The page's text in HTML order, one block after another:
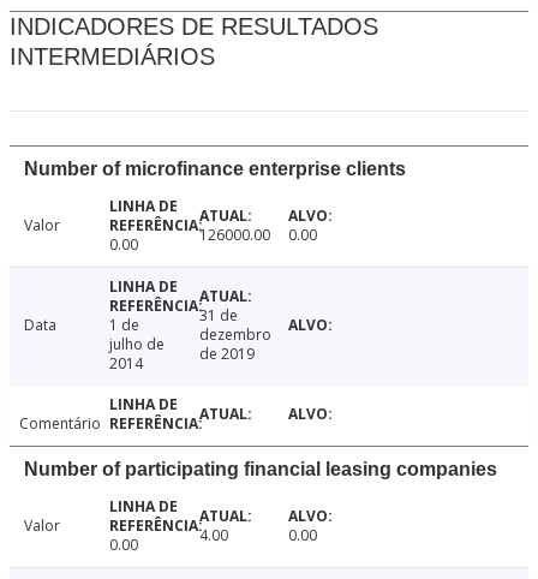
INDICADORES DE RESULTADOS
INTERMEDIÁRIOS
Number of microfinance enterprise clients
Valor
0.00
126000.00 0.00
Data
1 de
julho de
2014
31 de
dezembro
de 2019
Comentário
Number of participating financial leasing companies
Valor
0.00
4.00 0.00